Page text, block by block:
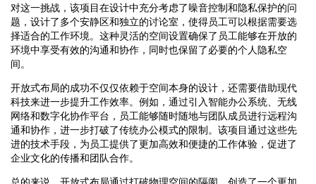
对这一挑战，该项目在设计中充分考虑了噪音控制和隐私保护的问
题，设计了多个安静区和独立的讨论室，使得员工可以根据需要选
择适合的工作环境。这种灵活的空间设置确保了员工能够在开放的
环境中享受有效的沟通和协作，同时也保留了必要的个人隐私空
间。
开放式布局的成功不仅仅依赖于空间本身的设计，还需要借助现代
科技来进一步提升工作效率。例如，通过引入智能办公系统、无线
网络和数字化协作平台，员工能够随时随地与团队成员进行远程沟
通和协作，进一步打破了传统办公模式的限制。该项目通过这些先
进的技术手段，为员工提供了更加高效和便捷的工作体验，促进了
企业文化的传播和团队合作。